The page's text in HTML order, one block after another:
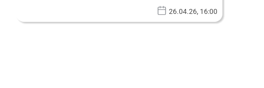
26.04.26, 16:00